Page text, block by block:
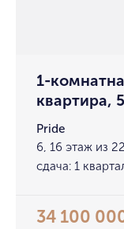
1-
квартира,
Pride
6, 16 этаж из 22
сдача: 1
34 100